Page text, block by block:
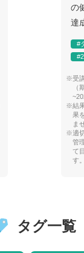
の
達
#
※受
（
※結
果
ま
※適
管
て
す。
タグ一覧